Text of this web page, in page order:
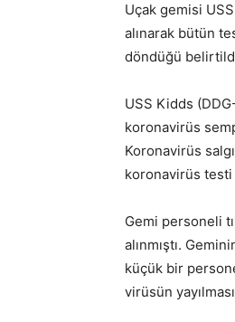
Uçak gemisi
alınarak bütün
döndüğü
USS Kidds
koronavirüs
Koronavirüs
koronavirüs testi
Gemi personeli
alınmıştı.
küçük bir
virüsün